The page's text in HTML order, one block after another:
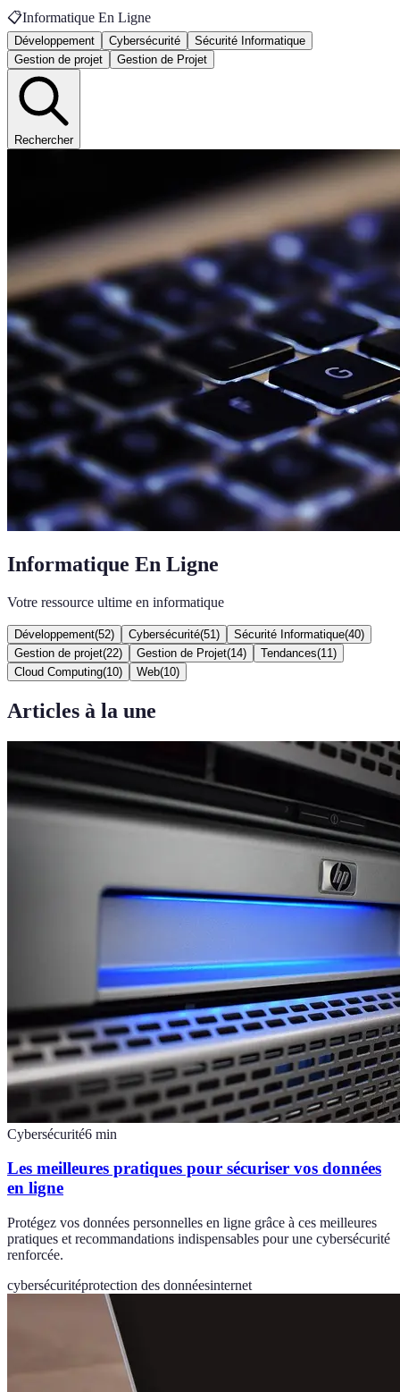
📋Informatique En Ligne
Développement Cybersécurité
Sécurité Informatique
Gestion de projet
Gestion de Projet
Rechercher
Informatique En Ligne
Votre ressource ultime en informatique
Développement(52) Cybersécurité(51 ) Sécurité Informatique(40)
Gestion de projet(22) Gestion de Projet(14) Tendances(11 )
Cloud Computing(10) Web(10)
Articles à la une
Cybersécurité6 min
Les meilleures pratiques pour sécuriser vos données
en ligne
Protégez vos données personnelles en ligne grâce à ces meilleures
pratiques et recommandations indispensables pour une cybersécurité
renforcée.
cybersécuritéprotection des donnéesinternet